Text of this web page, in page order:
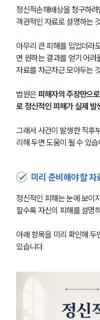
정신적손해배상을 청구하
객관적인 자료로 설명하는
아무리 큰 피해를 입었더라
면 원하는 결과를 얻기 어려
자료를 차근차근 모아두는
법원은 피해자의 주장만으
로 정신적인 피해가 실제 발
그래서 사건이 발생한 직후
리해 두면 도움이 될 수 있습
미리 준비해야 할 자
정신적인 피해는 눈에 보이
할수록 자신의 피해를 설명
아래 항목을 미리 확인해
있습니다.